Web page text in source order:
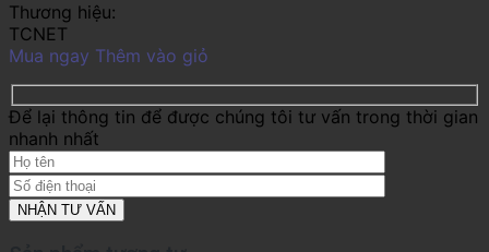
Thương hiệu:
TCNET
Mua ngay Thêm vào giỏ
Để lại thông tin để được chúng tôi tư vấn trong thời gian
nhanh nhất